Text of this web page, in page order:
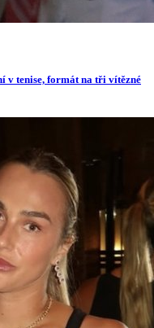
v tenise, formát na tři vítězné